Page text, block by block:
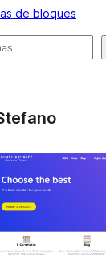
de bloques